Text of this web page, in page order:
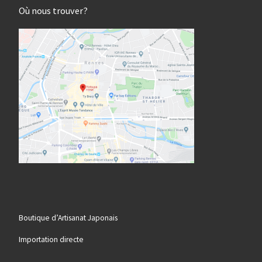
Où nous trouver?
Boutique d’Artisanat Japonais
Importation directe